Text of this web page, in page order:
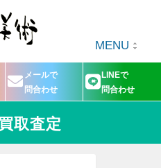
MENU
メールで
問合わせ
LINEで
問合わせ
取査定